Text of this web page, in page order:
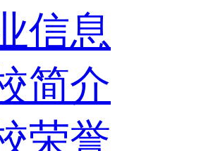
信息
简介
荣誉